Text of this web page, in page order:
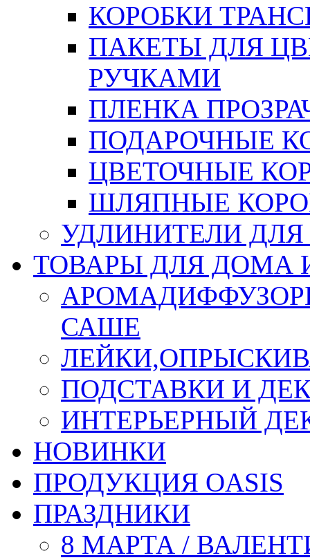
КОРОБКИ
ПАКЕТЫ ДЛЯ
РУЧКАМИ
ПЛЕНКА
ПОДАРОЧНЫЕ
ЦВЕТОЧНЫЕ
ШЛЯПНЫЕ
УДЛИНИТЕЛИ
ТОВАРЫ ДЛЯ ДОМА
САШЕ
ПОДСТАВКИ И
ИНТЕРЬЕРНЫЙ
НОВИНКИ
ПРОДУКЦИЯ OASIS
ПРАЗДНИКИ
8 МАРТА /